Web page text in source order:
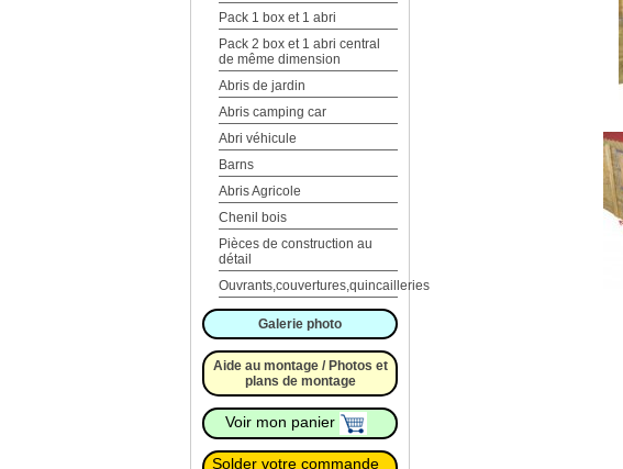
Pack 1 box et 1 abri
Pack 2 box et 1 abri central
de même dimension
Abris de jardin
Abris camping car
Abri véhicule
Barns
Abris Agricole
Chenil bois
Pièces de construction au
détail
Ouvrants,couvertures,quincailleries
Galerie photo
Aide au montage / Photos et
plans de montage
Voir mon panier
Solder votre commande